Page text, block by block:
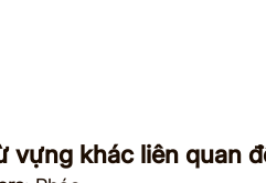
vựng khác liên quan